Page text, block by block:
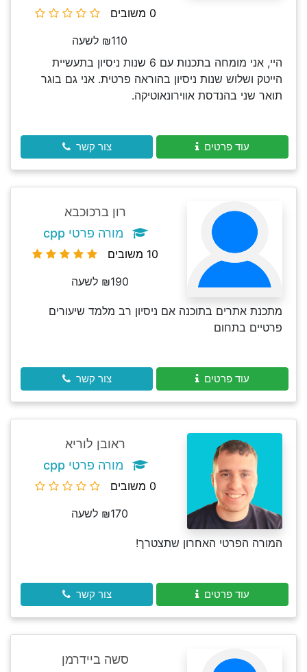
0 משובים
₪110 לשעה
היי, אני מומחה בתכנות עם 6 שנות ניסיון בתעשיית
הייטק ושלוש שנות ניסיון בהוראה פרטית. אני גם בוגר
תואר שני בהנדסת אווירונאוטיקה.
עוד פרטים צור קשר
רון ברכוכבא
מורה פרטי cpp
10 משובים
₪190 לשעה
מתכנת אתרים בתוכנה אם ניסיון רב מלמד שיעורים
פרטיים בתחום
עוד פרטים צור קשר
ראובן לוריא
מורה פרטי cpp
0 משובים
₪170 לשעה
המורה הפרטי האחרון שתצטרך!
עוד פרטים צור קשר
סשה ביידרמן